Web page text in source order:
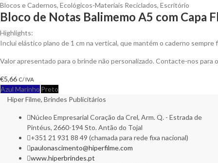
Blocos e Cadernos, Ecológicos-Materiais Reciclados, Escritório
Bloco de Notas Balimemo A5 com Capa
Highlights:
Inclui elástico plano de 1 cm na vertical, que mantém o caderno
Valor apresentado para o brinde não personalizado. Contacte-nos
€5,66 C/ IVA
Azul Marinho Preto
Hiper Filme, Brindes Publicitários
Núcleo Empresarial Coração da Crel, Arm. Q. - Estrada de
Pintéus, 2660-194 Sto. Antão do Tojal
+351 21 931 88 49 (chamada para rede fixa nacional)
paulonascimento@hiperfilme.com
www.hiperbrindes.pt